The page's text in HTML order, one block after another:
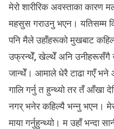
मेरो शारीरिक अवस्ताका कारण
महसुस गराउनु भएन। यतिसम्म
पनि मैले उहाँहरूको मुखबाट
उफ्रन्थेँ, खेल्थेँ अनि उनीहरूसँगै
जान्थेँ। आमाले धेरै टाढा गएँ
गालि गर्नु त हुन्थ्यो तर तँ आँखा
नगर् भनेर कहिल्यै भन्नु भएन।
माया गर्नुहुन्थ्यो। म उहाँ भन्दा